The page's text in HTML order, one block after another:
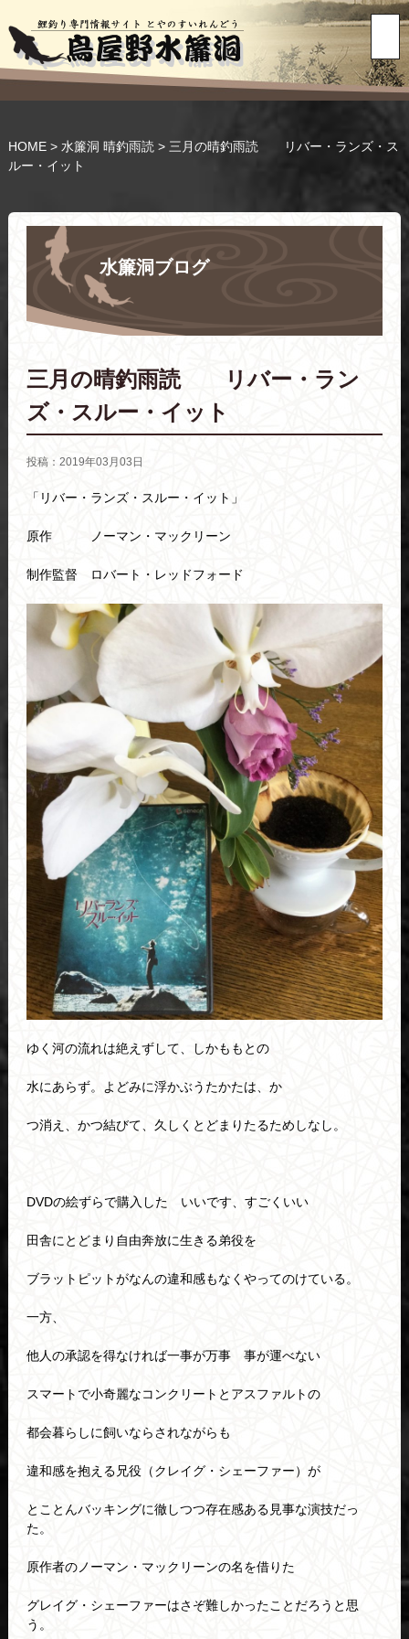
HOME> 水簾洞 晴釣雨読 > 三月の晴釣雨読 リバー・ランズ・ス
ルー・イット
水簾洞ブログ
三月の晴釣雨読 リバー・ラン
ズ・スルー・イット
投稿：2019年03月03日
「リバー・ランズ・スルー・イット」
原作 ノーマン・マックリーン
制作監督 ロバート・レッドフォード
ゆく河の流れは絶えずして、しかももとの
水にあらず。よどみに浮かぶうたかたは、か
つ消え、かつ結びて、久しくとどまりたるためしなし。
DVDの絵ずらで購入した いいです、すごくいい
田舎にとどまり自由奔放に生きる弟役を
ブラットピットがなんの違和感もなくやってのけている。
一方、
他人の承認を得なければ一事が万事 事が運べない
スマートで小奇麗なコンクリートとアスファルトの
都会暮らしに飼いならされながらも
違和感を抱える兄役（クレイグ・シェーファー）が
とことんバッキングに徹しつつ存在感ある見事な演技だっ
た。
原作者のノーマン・マックリーンの名を借りた
グレイグ・シェーファーはさぞ難しかったことだろうと思
う。